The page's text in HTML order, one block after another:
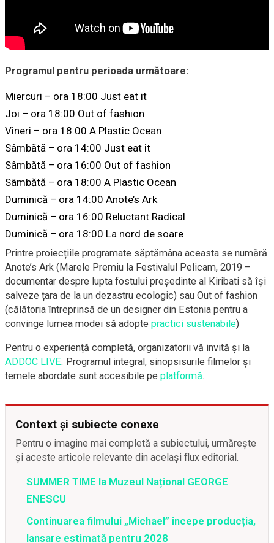
Programul pentru perioada următoare:
Miercuri – ora 18:00 Just eat it
Joi – ora 18:00 Out of fashion
Vineri – ora 18:00 A Plastic Ocean
Sâmbătă – ora 14:00 Just eat it
Sâmbătă – ora 16:00 Out of fashion
Sâmbătă – ora 18:00 A Plastic Ocean
Duminică – ora 14:00 Anote’s Ark
Duminică – ora 16:00 Reluctant Radical
Duminică – ora 18:00 La nord de soare
Printre proiecțiile programate săptămâna aceasta se numără
Anote’s Ark (Marele Premiu la Festivalul Pelicam, 2019 –
documentar despre lupta fostului președinte al Kiribati să își
salveze țara de la un dezastru ecologic) sau Out of fashion
(călătoria întreprinsă de un designer din Estonia pentru a
convinge lumea modei să adopte practici sustenabile)
Pentru o experiență completă, organizatorii vă invită și la
ADDOC LIVE. Programul integral, sinopsisurile filmelor și
temele abordate sunt accesibile pe platformă.
Context și subiecte conexe
Pentru o imagine mai completă a subiectului, urmărește
și aceste articole relevante din același flux editorial.
SUMMER TIME la Muzeul Național GEORGE
ENESCU
Continuarea filmului „Michael” începe producția,
lansare estimată pentru 2028